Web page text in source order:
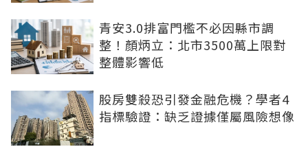
青安3.0排富門檻不必因縣市調
整！顏炳立：北市3500萬上限對
整體影響低
股房雙殺恐引發金融危機？學者4
指標驗證：缺乏證據僅屬風險想像